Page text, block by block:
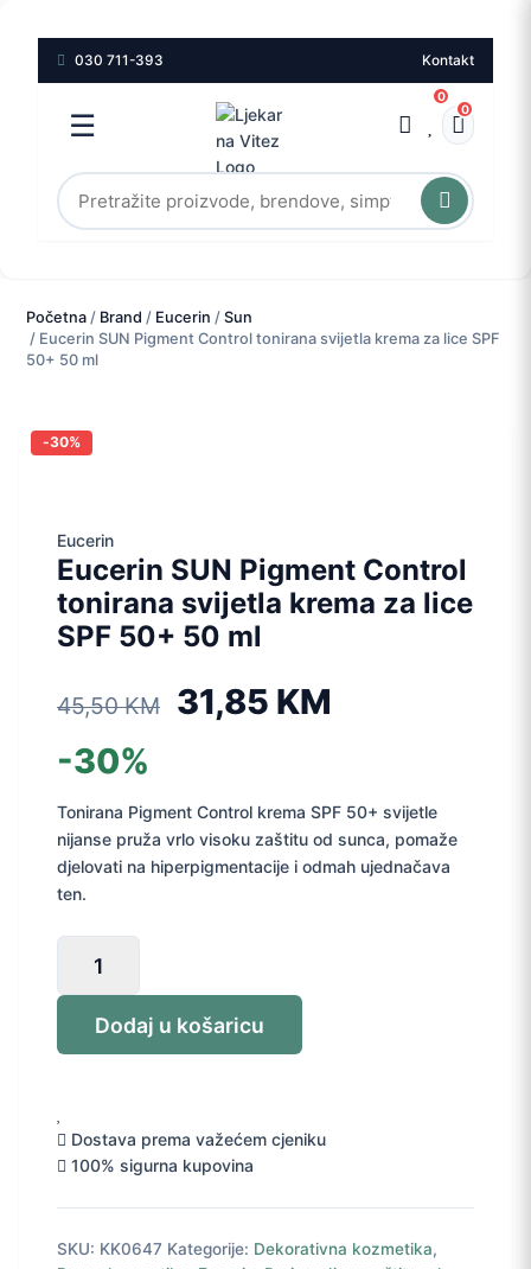
030 711-393 Kontakt
☰
0
0
Početna/ Brand / Eucerin / Sun
/ Eucerin SUN Pigment Control tonirana svijetla krema za lice SPF
50+ 50 ml
-30%
Eucerin
Eucerin SUN Pigment Control
tonirana svijetla krema za lice
SPF 50+ 50 ml
45,50KM
Izvorna
bila
je:
31,85 KM
je:
31,85 KM.
-30%
Tonirana Pigment Control krema SPF 50+ svijetle
nijanse pruža vrlo visoku zaštitu od sunca, pomaže
djelovati na hiperpigmentacije i odmah ujednačava
ten.
Pigment
Control
tonirana
za
lice
50+
ml
Dodaj u košaricu
Dostava prema važećem cjeniku
100% sigurna kupovina
SKU: KK0647 Kategorije: Dekorativna kozmetika,